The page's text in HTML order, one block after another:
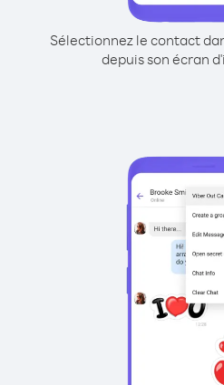
Sélectionnez le contact
depuis son écran